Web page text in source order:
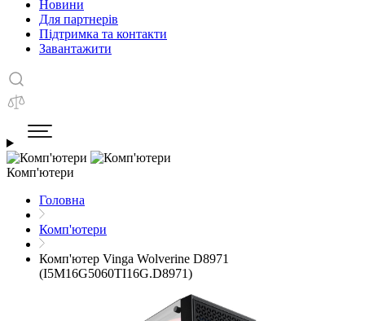
Новини
Для партнерів
Підтримка та контакти
Завантажити
Комп'ютери
Головна
Комп'ютери
Комп'ютер Vinga Wolverine D8971
(I5M16G5060TI16G.D8971)